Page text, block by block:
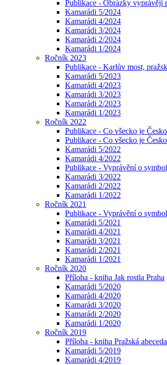
Publikace - Obrázky vyprávějí
Kamarádi 5/2024
Kamarádi 4/2024
Kamarádi 3/2024
Kamarádi 2/2024
Kamarádi 1/2024
Ročník 2023
Publikace - Karlův most,
Kamarádi 5/2023
Kamarádi 4/2023
Kamarádi 3/2023
Kamarádi 2/2023
Kamarádi 1/2023
Ročník 2022
Publikace - Co všecko je
Publikace - Co všecko je Česko
Kamarádi 5/2022
Kamarádi 4/2022
Publikace - Vyprávění o
Kamarádi 3/2022
Kamarádi 2/2022
Kamarádi 1/2022
Ročník 2021
Publikace - Vyprávění o
Kamarádi 5/2021
Kamarádi 4/2021
Kamarádi 3/2021
Kamarádi 2/2021
Kamarádi 1/2021
Ročník 2020
Příloha - kniha Jak rostla Praha
Kamarádi 5/2020
Kamarádi 4/2020
Kamarádi 3/2020
Kamarádi 2/2020
Kamarádi 1/2020
Ročník 2019
Příloha - kniha Pražská abeceda
Kamarádi 5/2019
Kamarádi 4/2019